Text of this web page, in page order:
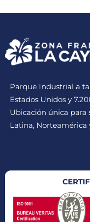
Parque Industrial a
Estados Unidos y
Ubicación única para
Latina, Norteamérica